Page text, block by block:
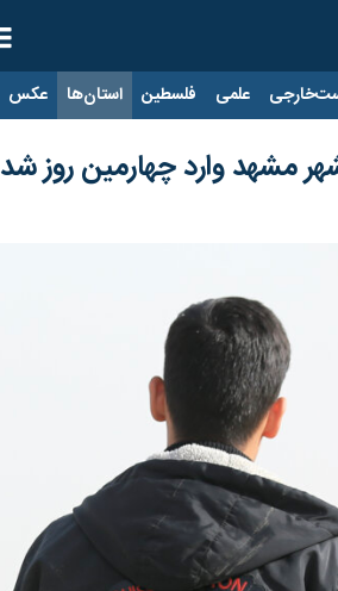
علمی فلسطین استان‌ها عکس
مشهد وارد چهارمین روز شد